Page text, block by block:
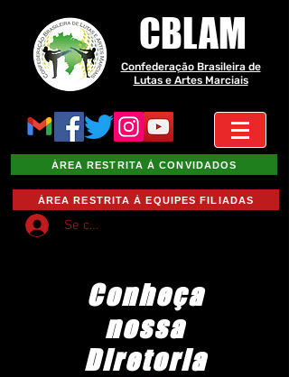
CBLAM
Confederação Brasileira de
Lutas e Artes Marciais
ÁREA RESTRITA À CONVIDADOS
ÁREA RESTRITA À EQUIPES FILIADAS
Se connecter
Conheça
nossa
Diretoria